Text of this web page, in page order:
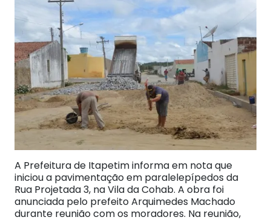
A Prefeitura de Itapetim informa em nota que
iniciou a pavimentação em paralelepípedos da
Rua Projetada 3, na Vila da Cohab. A obra foi
anunciada pelo prefeito Arquimedes Machado
durante reunião com os moradores. Na reunião,